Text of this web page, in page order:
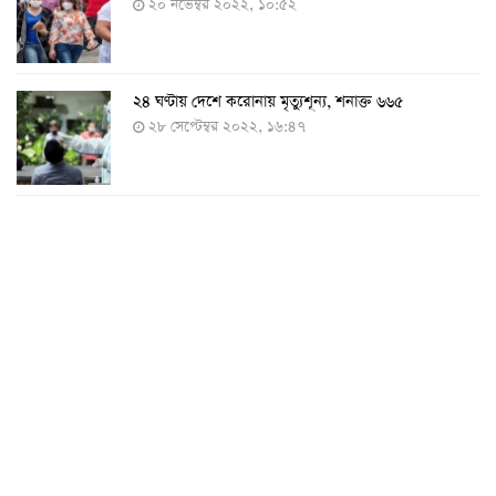
২০ নভেম্বর ২০২২, ১০:৫২
২৪ ঘণ্টায় দেশে করোনায় মৃত্যুশূন্য, শনাক্ত ৬৬৫
২৮ সেপ্টেম্বর ২০২২, ১৬:৪৭